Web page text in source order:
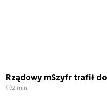
Rządowy mSzyfr trafił
2 min.